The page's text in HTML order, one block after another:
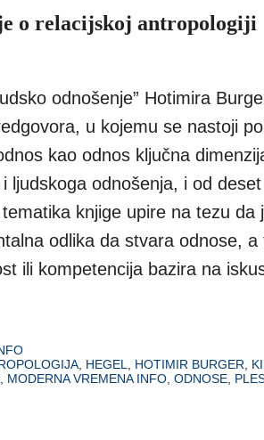
o relacijskoj antropologiji
odnošenje” Hotimira
u kojemu se nastoji
kao odnos ključna
ljudskoga odnošenja, i od
knjige upire na tezu da
odlika da stvara odnose, a
ili kompetencija bazira na
HEGEL HOTIMIR BURGER
MODERNA VREMENA INFO ODNOSE